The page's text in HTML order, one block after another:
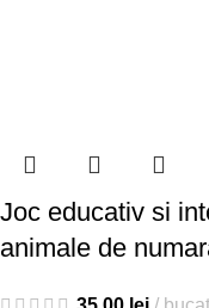
Joc educativ si
animale de